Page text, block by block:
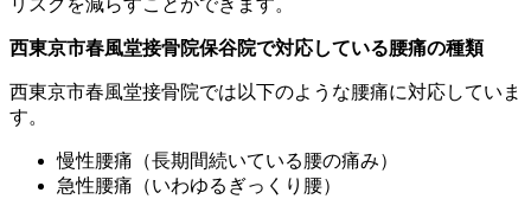
リスクを減らすことができます。
西東京市春風堂接骨院保谷院で対応している腰痛の種類
西東京市春風堂接骨院では以下のような腰痛に対応していま
す。
慢性腰痛（長期間続いている腰の痛み）
急性腰痛（いわゆるぎっくり腰）